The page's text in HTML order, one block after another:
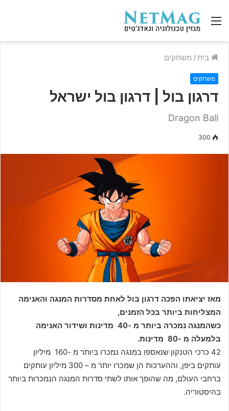
תפריט
בית/ משחקים
משחקים
דרגון בול | דרגון בול ישראל
Dragon Ball
300
מאז יציאתו הפכה דרגון בול לאחת מסדרות המנגה והאנימה
המצליחות ביותר בכל הזמנים,
כשהמנגה נמכרה ביותר מ -40
מדינות ושידור האנימה
בלמעלה מ -80
מדינות.
42 כרכי הטנקון שנאספו במנגה נמכרו ביותר מ -160
מיליון
עותקים ביפן, וההערכות הן שמכרו יותר מ – 300 מיליון עותקים
ברחבי העולם, מה שהופך אותו לשתי סדרות המנגה הנמכרות ביותר
בהיסטוריה.